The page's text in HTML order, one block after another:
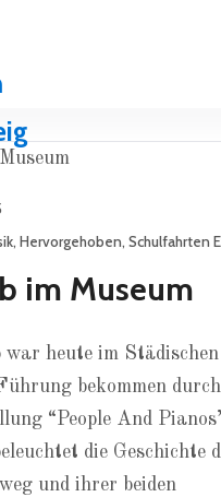
, Hervorgehoben, Schulfahrten
im Museum
war heute im
bekommen
“People And
die Geschichte
und ihrer beiden